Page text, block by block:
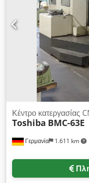
τοποθέτησης X/Y/Z: +/-
+/-0,012mm,
επαναληψιμότητα W: +/-
X/Y/Z: περ. 7050mm/
37000kg, έλεγχος:
Δυνατότητα επιτόπιας
στην Κίνα. Dedpfx Aoxf
Γερμανία 1.611 km
Κέντρο κατεργασίας
Toshiba BMC-63E